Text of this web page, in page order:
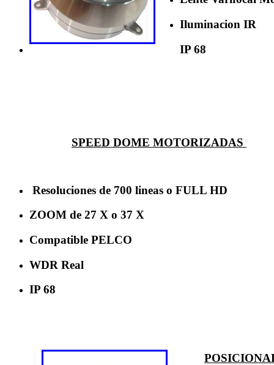
Iluminacion IR
IP 68
SPEED DOME MOTORIZADAS
Resoluciones de 700 lineas o FULL HD
ZOOM de 27 X o 37 X
Compatible PELCO
WDR Real
IP 68